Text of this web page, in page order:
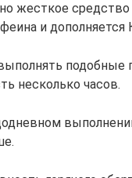
жесткое
и дополняется
подобные
несколько часов.